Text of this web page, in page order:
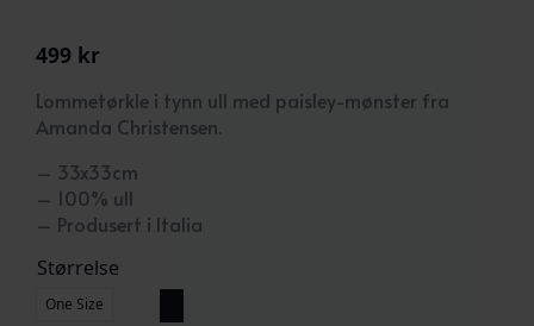
499 kr
Lommetørkle i tynn ull med paisley-mønster fra
Amanda Christensen.
– 33x33cm
– 100% ull
– Produsert i Italia
Størrelse
One Size